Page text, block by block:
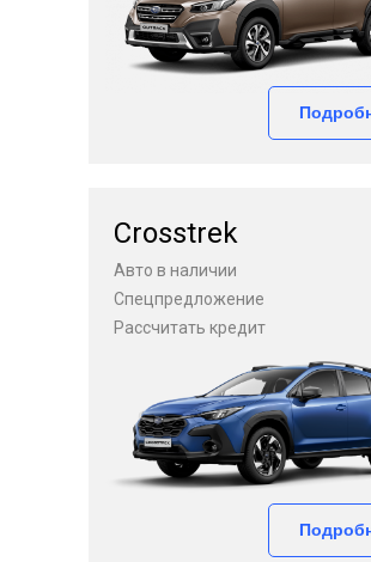
Авто в наличии
Спецпредложение
Рассчитать кредит
Crosstrek